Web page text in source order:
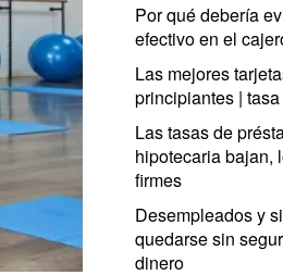
Por qué debería
efectivo en el
Las mejores
principiantes |
Las tasas de
hipotecaria bajan,
firmes
Desempleados y
quedarse sin
dinero